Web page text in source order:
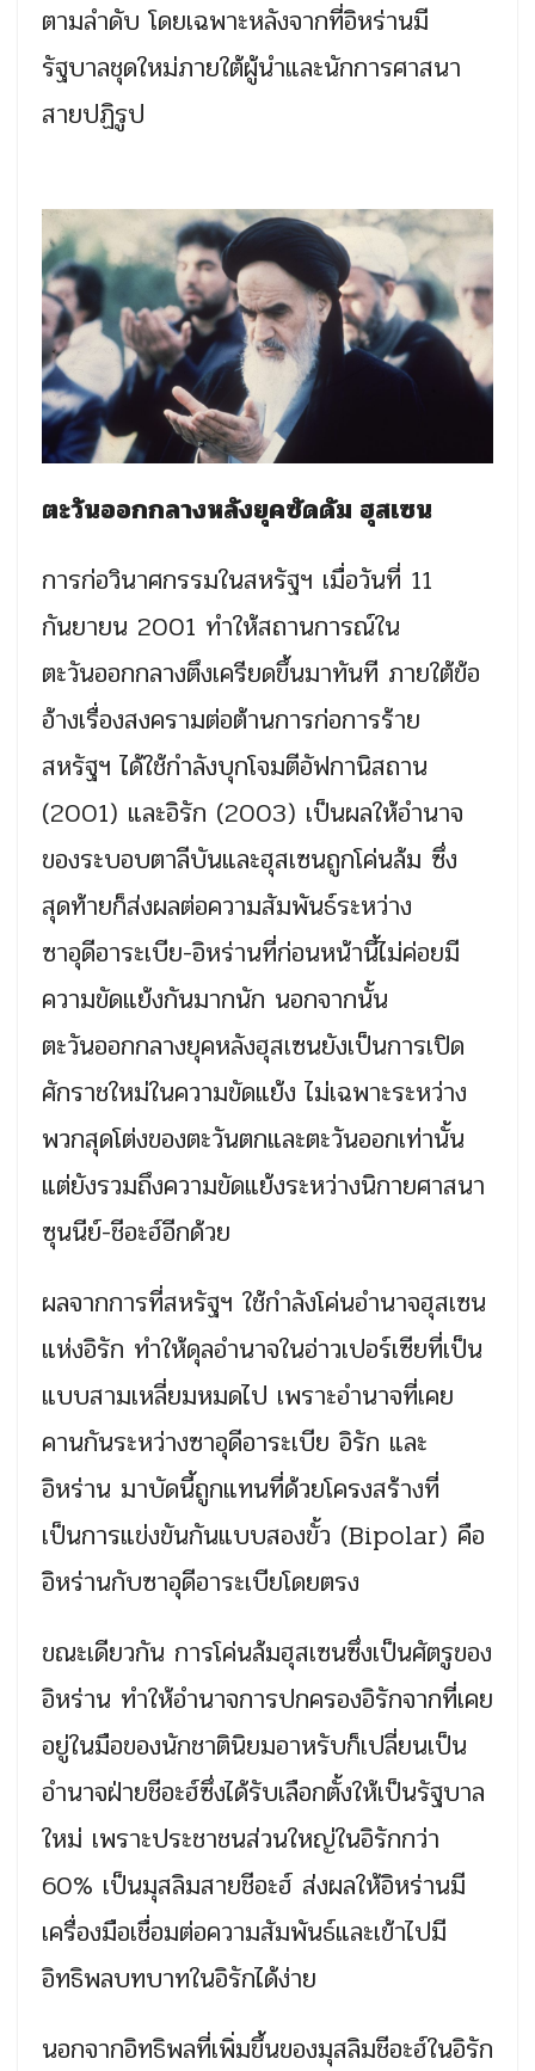
ตามลำดับ โดยเฉพาะหลังจากที่อิหร่านมี
รัฐบาลชุดใหม่ภายใต้ผู้นำและนักการศาสนา
สายปฏิรูป
ตะวันออกกลางหลังยุคซัดดัม ฮุสเซน
การก่อวินาศกรรมในสหรัฐฯ เมื่อวันที่ 11
กันยายน 2001 ทำให้สถานการณ์ใน
ตะวันออกกลางตึงเครียดขึ้นมาทันที ภายใต้ข้อ
อ้างเรื่องสงครามต่อต้านการก่อการร้าย
สหรัฐฯ ได้ใช้กำลังบุกโจมตีอัฟกานิสถาน
(2001) และอิรัก (2003) เป็นผลให้อำนาจ
ของระบอบตาลีบันและฮุสเซนถูกโค่นล้ม ซึ่ง
สุดท้ายก็ส่งผลต่อความสัมพันธ์ระหว่าง
ซาอุดีอาระเบีย-อิหร่านที่ก่อนหน้านี้ไม่ค่อยมี
ความขัดแย้งกันมากนัก นอกจากนั้น
ตะวันออกกลางยุคหลังฮุสเซนยังเป็นการเปิด
ศักราชใหม่ในความขัดแย้ง ไม่เฉพาะระหว่าง
พวกสุดโต่งของตะวันตกและตะวันออกเท่านั้น
แต่ยังรวมถึงความขัดแย้งระหว่างนิกายศาสนา
ซุนนีย์-ชีอะฮ์อีกด้วย
ผลจากการที่สหรัฐฯ ใช้กำลังโค่นอำนาจฮุสเซน
แห่งอิรัก ทำให้ดุลอำนาจในอ่าวเปอร์เซียที่เป็น
แบบสามเหลี่ยมหมดไป เพราะอำนาจที่เคย
คานกันระหว่างซาอุดีอาระเบีย อิรัก และ
อิหร่าน มาบัดนี้ถูกแทนที่ด้วยโครงสร้างที่
เป็นการแข่งขันกันแบบสองขั้ว (Bipolar) คือ
อิหร่านกับซาอุดีอาระเบียโดยตรง
ขณะเดียวกัน การโค่นล้มฮุสเซนซึ่งเป็นศัตรูของ
อิหร่าน ทำให้อำนาจการปกครองอิรักจากที่เคย
อยู่ในมือของนักชาตินิยมอาหรับก็เปลี่ยนเป็น
อำนาจฝ่ายชีอะฮ์ซึ่งได้รับเลือกตั้งให้เป็นรัฐบาล
ใหม่ เพราะประชาชนส่วนใหญ่ในอิรักกว่า
60% เป็นมุสลิมสายชีอะฮ์ ส่งผลให้อิหร่านมี
เครื่องมือเชื่อมต่อความสัมพันธ์และเข้าไปมี
อิทธิพลบทบาทในอิรักได้ง่าย
นอกจากอิทธิพลที่เพิ่มขึ้นของมุสลิมชีอะฮ์ในอิรัก